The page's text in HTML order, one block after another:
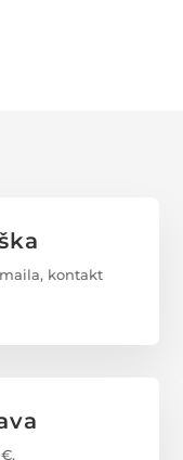
kontakt